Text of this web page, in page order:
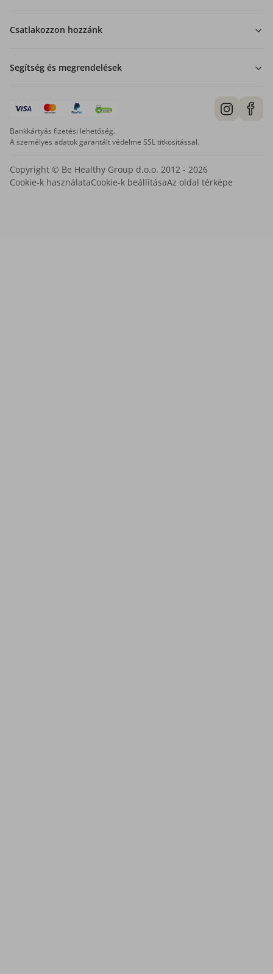
Csatlakozzon hozzánk
Segítség és megrendelések
Bankkártyás fizetési lehetőség.
A személyes adatok garantált védelme SSL titkosítással.
Copyright © Be Healthy Group d.o.o. 2012 - 2026
Cookie-k használataCookie-k beállításaAz oldal térképe